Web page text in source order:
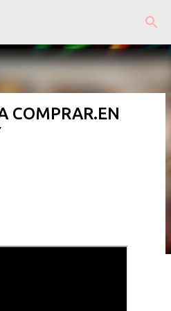
principal
COMPRAR.EN